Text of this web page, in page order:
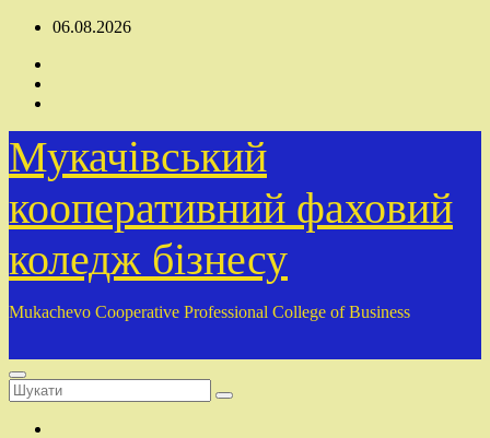
Перейти
вмісту
06.08.2026
Мукачівський
кооперативний фаховий
коледж бізнесу
Mukachevo Cooperative Professional College of Business